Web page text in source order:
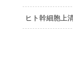
ヒト幹細胞上